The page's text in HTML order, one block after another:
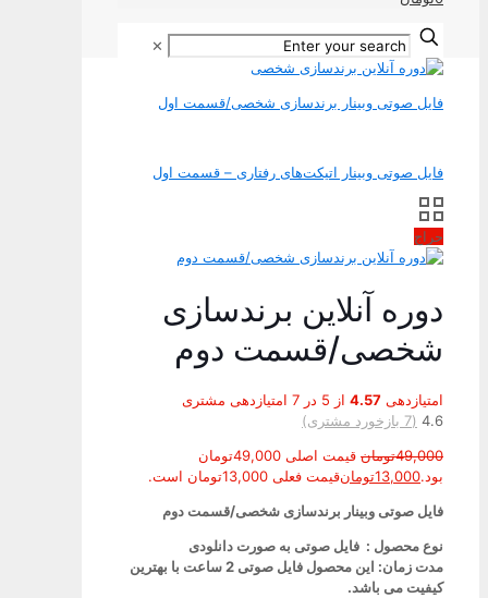
فایل صوتی وبینار برندسازی شخصی/قسمت اول
فایل صوتی وبینار اتیکت‌های رفتاری – قسمت اول
حراج
دوره آنلاین برندسازی
شخصی/قسمت دوم
امتیازدهی4.57از 5 در 7 امتیازدهی مشتری
4.6
(
7 بازخورد مشتری)
49,000تومان
قیمت اصلی 49,000تومان
بود.13,000تومانقیمت فعلی 13,000تومان است.
فایل صوتی وبینار برندسازی شخصی/قسمت دوم
نوع محصول : فایل صوتی به صورت دانلودی
مدت زمان: این محصول فایل صوتی 2 ساعت با بهترین
کیفیت می باشد.